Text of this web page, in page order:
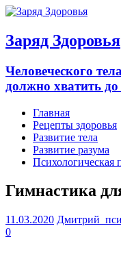
Заряд Здоровья
Человеческого
должно хватить
Главная
Рецепты здоровья
Развитие тела
Развитие разума
Психологическая
Гимнастика
11.03.2020
0